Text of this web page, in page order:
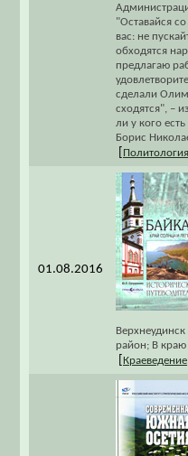
"Оставайся
вас: не
обходятся
предлагаю
сделали
сходятся", –
ли у кого
Борис
Политология
01.08.2016
район; В
Краеведение